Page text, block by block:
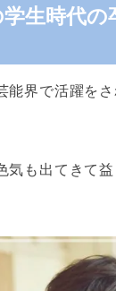
生時代の
能界で活躍を
気も出てきて